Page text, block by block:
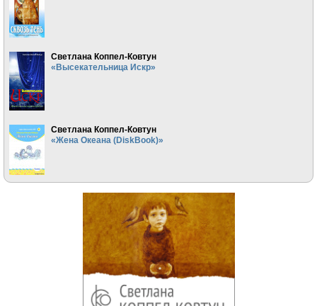
Светлана Коппел-Ковтун
«Высекательница Искр»
Светлана Коппел-Ковтун
«Жена Океана (DiskBook)»